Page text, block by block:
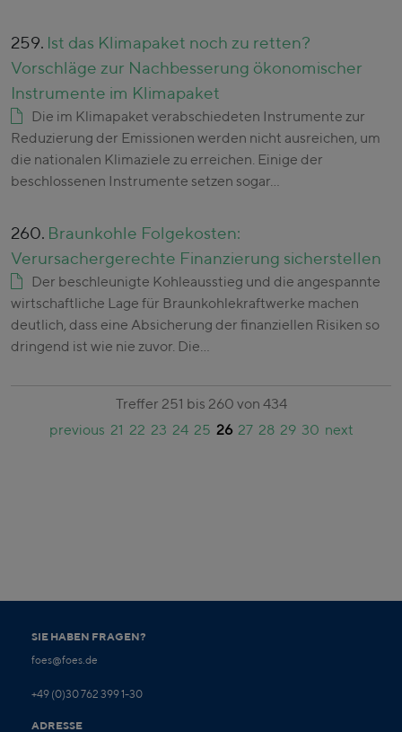
259. Ist das Klimapaket noch zu retten?
Vorschläge zur Nachbesserung ökonomischer
Instrumente im Klimapaket
Die im Klimapaket verabschiedeten Instrumente zur
Reduzierung der Emissionen werden nicht ausreichen, um
die nationalen Klimaziele zu erreichen. Einige der
beschlossenen Instrumente setzen sogar…
260. Braunkohle Folgekosten:
Verursachergerechte Finanzierung sicherstellen
Der beschleunigte Kohleausstieg und die angespannte
wirtschaftliche Lage für Braunkohlekraftwerke machen
deutlich, dass eine Absicherung der finanziellen Risiken so
dringend ist wie nie zuvor. Die…
Treffer 251 bis 260 von 434
previous 21 22 23 24 25 26 27 28 29 30 next
SIE HABEN FRAGEN?
foes@foes.de
+49 (0)30 762 399 1-30
ADRESSE